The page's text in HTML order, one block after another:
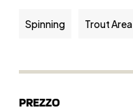
Spinning Trout Area
PREZZO